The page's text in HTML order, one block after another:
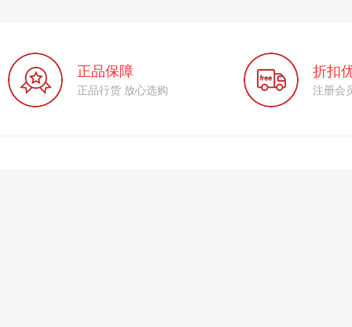
正品保障
正品行货 放心选购
折扣
注册会